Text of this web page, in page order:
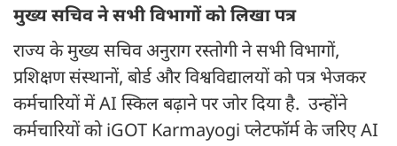
मुख्य सचिव ने सभी विभागों को लिखा पत्र
राज्य के मुख्य सचिव अनुराग रस्तोगी ने सभी विभागों,
प्रशिक्षण संस्थानों, बोर्ड और विश्वविद्यालयों को पत्र भेजकर
कर्मचारियों में AI स्किल बढ़ाने पर जोर दिया है. उन्होंने
कर्मचारियों को iGOT Karmayogi प्लेटफॉर्म के जरिए AI